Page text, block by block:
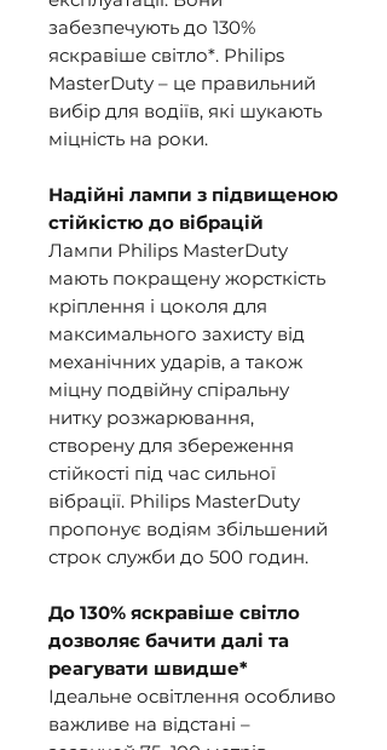
забезпечують до 130%
яскравіше світло*. Philips
MasterDuty – це правильний
вибір для водіїв, які шукають
міцність на роки.
Надійні лампи з підвищеною
стійкістю до вібрацій
Лампи Philips MasterDuty
мають покращену жорсткість
кріплення і цоколя для
максимального захисту від
механічних ударів, а також
міцну подвійну спіральну
нитку розжарювання,
створену для збереження
стійкості під час сильної
вібрації. Philips MasterDuty
пропонує водіям збільшений
строк служби до 500 годин.
До 130% яскравіше світло
дозволяє бачити далі та
реагувати швидше*
Ідеальне освітлення особливо
важливе на відстані –